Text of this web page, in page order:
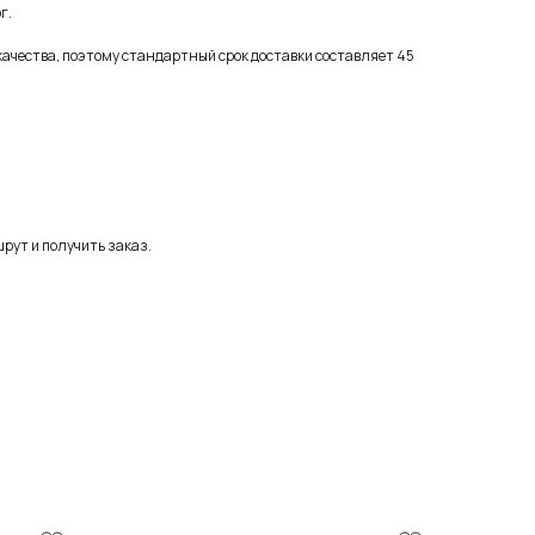
поэтому стандартный срок доставки составляет 45
и получить заказ.